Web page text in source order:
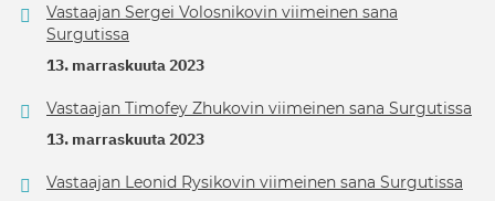
Vastaajan Sergei Volosnikovin viimeinen sana
Surgutissa
13. marraskuuta 2023
Vastaajan Timofey Zhukovin viimeinen sana Surgutissa
13. marraskuuta 2023
Vastaajan Leonid Rysikovin viimeinen sana Surgutissa